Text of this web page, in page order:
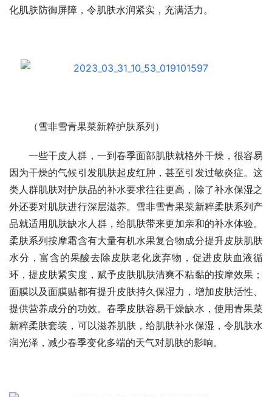
化肌肤防御屏障，令肌肤水润紧实，充满活力。
（雪非雪青果菜新粹护肤系列）
一些干皮人群，一到春季面部肌肤就格外干燥，很容易
因为干燥的气候引发肌肤起皮红肿，甚至引发过敏炎症。这
类人群肌肤对护肤品的补水要求往往更高，除了补水保湿之
外还要对肌肤进行深层滋养。雪非雪青果菜新粹柔肤系列产
品就适用肌肤缺水人群，给肌肤带来更加亲和的补水体验。
柔肤系列按摩霜含有大量有机水果复合物成分提升皮肤肌肤
水分，富含的果酸去除皮肤老化废弃物，促进皮肤血液循
环，提皮肤紧实度，赋予皮肤肌肤清爽不粘黏的按摩效果；
面膜以及面膜贴都有提升皮肤持久保湿力，增加皮肤活性、
提供营养成分的功效。春季皮肤容易干燥缺水，使用青果菜
新粹柔肤套装，可以滋养肌肤，给肌肤补水保湿，令肌肤水
润光泽，减少春季变化多端的天气对肌肤的影响。